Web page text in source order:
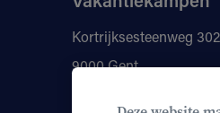
Kortrijksesteenweg 302
9000 Gent
+32 9 210 80 00